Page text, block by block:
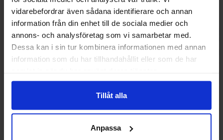
vidarebefordrar även sådana identifierare och annan
information från din enhet till de sociala medier och
annons- och analysföretag som vi samarbetar med.
Dessa kan i sin tur kombinera informationen med annan
information som du har tillhandahållit eller som de har
Tillåt alla
Anpassa
-29%